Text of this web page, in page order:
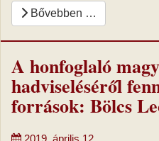
Bővebben …
A honfoglaló
hadviseléséről
források: Bölcs